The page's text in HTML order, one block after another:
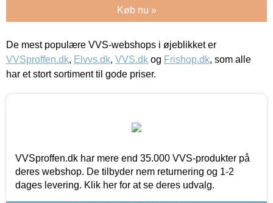
Køb nu »
De mest populære VVS-webshops i øjeblikket er
VVSproffen.dk, Elvvs.dk, VVS.dk og Frishop.dk, som alle
har et stort sortiment til gode priser.
VVSproffen.dk har mere end 35.000 VVS-produkter på
deres webshop. De tilbyder nem returnering og 1-2
dages levering. Klik her for at se deres udvalg.